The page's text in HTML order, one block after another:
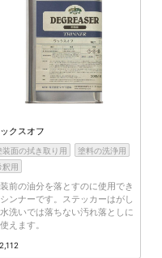
クスオフ
装面の拭き取り用
塗料の洗浄用
釈用
前の油分を落とすのに使用でき
ンナーです。ステッカーはがし
洗いでは落ちない汚れ落としに
えます。